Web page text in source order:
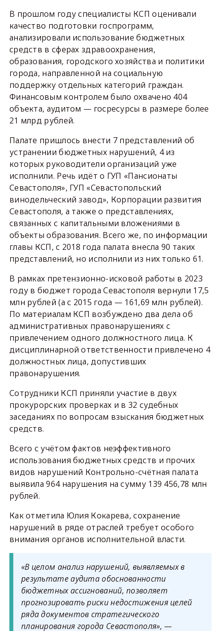
В прошлом году специалисты КСП оценивали
качество подготовки госпрограмм,
анализировали использование бюджетных
средств в сферах здравоохранения,
образования, городского хозяйства и политики
города, направленной на социальную
поддержку отдельных категорий граждан.
Финансовым контролем было охвачено 404
объекта, аудитом — госресурсы в размере более
21 млрд рублей.
Палате пришлось внести 7 представлений об
устранении бюджетных нарушений, 4 из
которых руководители организаций уже
исполнили. Речь идёт о ГУП «Пансионаты
Севастополя», ГУП «Севастопольский
винодельческий завод», Корпорации развития
Севастополя, а также о представлениях,
связанных с капитальными вложениями в
объекты образования. Всего же, по информации
главы КСП, с 2018 года палата внесла 90 таких
представлений, но исполнили из них только 61.
В рамках претензионно-исковой работы в 2023
году в бюджет города Севастополя вернули 17,5
млн рублей (а с 2015 года — 161,69 млн рублей).
По материалам КСП возбуждено два дела об
административных правонарушениях с
привлечением одного должностного лица. К
дисциплинарной ответственности привлечено 4
должностных лица, допустивших
правонарушения.
Сотрудники КСП приняли участие в двух
прокурорских проверках и в 32 судебных
заседаниях по вопросам взыскания бюджетных
средств.
Всего с учётом фактов неэффективного
использования бюджетных средств и прочих
видов нарушений Контрольно-счётная палата
выявила 964 нарушения на сумму 139 456,78 млн
рублей.
Как отметила Юлия Кокарева, сохранение
нарушений в ряде отраслей требует особого
внимания органов исполнительной власти.
«В целом анализ нарушений, выявляемых в
результате аудита обоснованности
бюджетных ассигнований, позволяет
прогнозировать риски недостижения целей
ряда документов стратегического
планирования города Севастополя», —